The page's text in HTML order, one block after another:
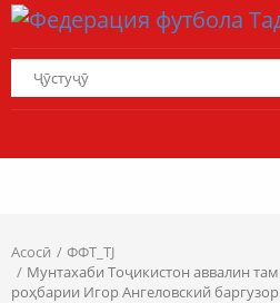
Асосӣ
ФФТ_TJ
Мунтахаби Тоҷикистон аввалин
роҳбарии Игор Ангеловский